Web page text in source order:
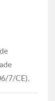
7/CE).